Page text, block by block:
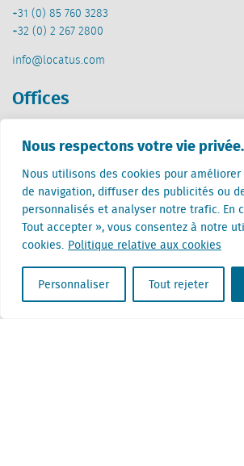
Nous respectons votre vie privée.
Nous utilisons des cookies pour
de navigation, diffuser des publicités ou
personnalisés et analyser notre trafic. En
Tout accepter », vous consentez à notre
cookies. Politique relative aux cookies
Personnaliser Tout rejeter
+31 (0) 85 760 3283
+32 (0) 2 267 2800
info@locatus.com
Offices
Creative Valley
Stationsplein 32
3511 ED Utrecht
Belgique
Rue Cantersteen 47